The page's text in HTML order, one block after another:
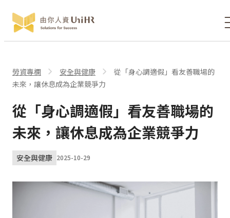
勞資專欄 安全與健康
從「身心調適假」看友善職場的
未來，讓休息成為企業競爭力
從「身心調適假」看友善職場的
未來，讓休息成為企業競爭力
安全與健康 2025-10-29